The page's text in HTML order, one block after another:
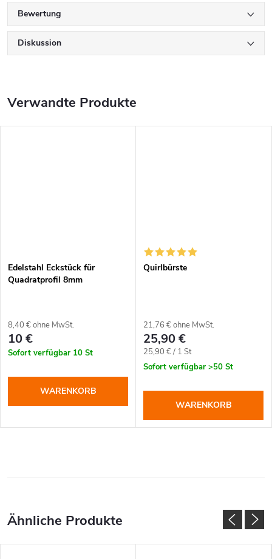
Bewertung
Diskussion
Verwandte Produkte
Edelstahl Eckstück für
Quadratprofil 8mm
8,40 € ohne MwSt.
10 €
Sofort verfügbar 10 St
WARENKORB
Quirlbürste
21,76 € ohne MwSt.
25,90 €
Verkaufspreis:
25,90 € / 1 St
Sofort verfügbar >50 St
WARENKORB